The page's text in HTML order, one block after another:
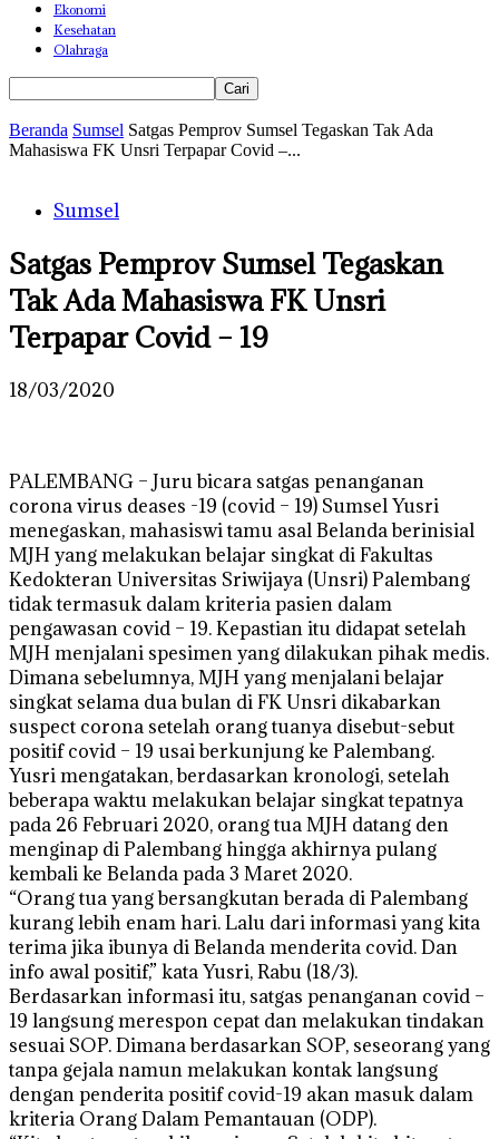
Ekonomi
Kesehatan
Olahraga
Beranda Sumsel Satgas Pemprov Sumsel Tegaskan Tak Ada
Mahasiswa FK Unsri Terpapar Covid –...
Sumsel
Satgas Pemprov Sumsel Tegaskan
Tak Ada Mahasiswa FK Unsri
Terpapar Covid – 19
18/03/2020
PALEMBANG – Juru bicara satgas penanganan
corona virus deases -19 (covid – 19) Sumsel Yusri
menegaskan, mahasiswi tamu asal Belanda berinisial
MJH yang melakukan belajar singkat di Fakultas
Kedokteran Universitas Sriwijaya (Unsri) Palembang
tidak termasuk dalam kriteria pasien dalam
pengawasan covid – 19. Kepastian itu didapat setelah
MJH menjalani spesimen yang dilakukan pihak medis.
Dimana sebelumnya, MJH yang menjalani belajar
singkat selama dua bulan di FK Unsri dikabarkan
suspect corona setelah orang tuanya disebut-sebut
positif covid – 19 usai berkunjung ke Palembang.
Yusri mengatakan, berdasarkan kronologi, setelah
beberapa waktu melakukan belajar singkat tepatnya
pada 26 Februari 2020, orang tua MJH datang den
menginap di Palembang hingga akhirnya pulang
kembali ke Belanda pada 3 Maret 2020.
“Orang tua yang bersangkutan berada di Palembang
kurang lebih enam hari. Lalu dari informasi yang kita
terima jika ibunya di Belanda menderita covid. Dan
info awal positif,” kata Yusri, Rabu (18/3).
Berdasarkan informasi itu, satgas penanganan covid –
19 langsung merespon cepat dan melakukan tindakan
sesuai SOP. Dimana berdasarkan SOP, seseorang yang
tanpa gejala namun melakukan kontak langsung
dengan penderita positif covid-19 akan masuk dalam
kriteria Orang Dalam Pemantauan (ODP).